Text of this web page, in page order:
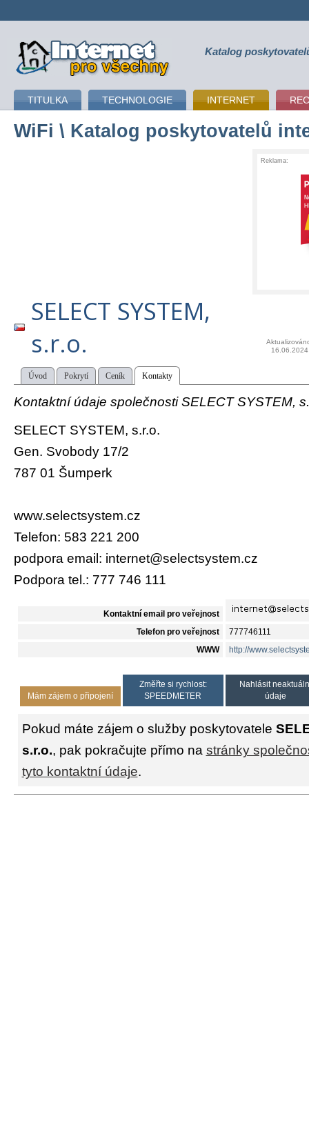
připojení k internetu Katalog
TITULKA TECHNOLOGIE INTERNET
WiFi \ Katalog poskytovatelů
Reklama:
SELECT SYSTEM,
s.r.o.
16.06.2024
Úvod Pokrytí Ceník Kontakty
Kontaktní údaje společnosti SELECT SYSTEM,
SELECT SYSTEM, s.r.o.
Gen. Svobody 17/2
787 01 Šumperk
www.selectsystem.cz
Telefon: 583 221 200
podpora email: internet@selectsystem.cz
Podpora tel.: 777 746 111
Kontaktní email pro veřejnost
Telefon pro veřejnost 777746111
WWW http://
Mám zájem o připojení
Změřte si rychlost:
SPEEDMETER
Nahlásit
údaje
Pokud máte zájem o služby poskytovatele
s.r.o., pak pokračujte přímo na stránky
tyto kontaktní údaje.